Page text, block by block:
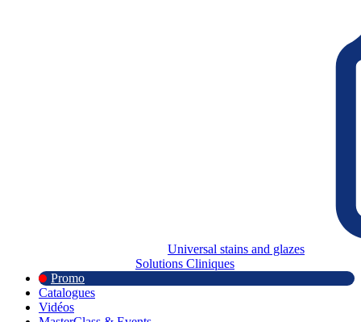
Universal stains and glazes
Solutions Cliniques
Promo
Catalogues
Vidéos